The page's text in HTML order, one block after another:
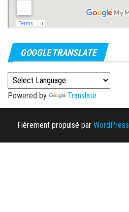
GOOGLE TRANSLATE
Powered by Translate
Fièrement propulsé par WordPress